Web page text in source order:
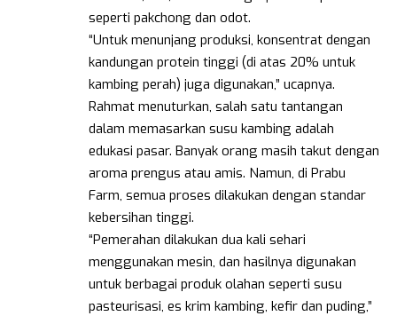
seperti pakchong dan odot.
“Untuk menunjang produksi, konsentrat dengan
kandungan protein tinggi (di atas 20% untuk
kambing perah) juga digunakan,” ucapnya.
Rahmat menuturkan, salah satu tantangan
dalam memasarkan susu kambing adalah
edukasi pasar. Banyak orang masih takut dengan
aroma prengus atau amis. Namun, di Prabu
Farm, semua proses dilakukan dengan standar
kebersihan tinggi.
“Pemerahan dilakukan dua kali sehari
menggunakan mesin, dan hasilnya digunakan
untuk berbagai produk olahan seperti susu
pasteurisasi, es krim kambing, kefir dan puding,”